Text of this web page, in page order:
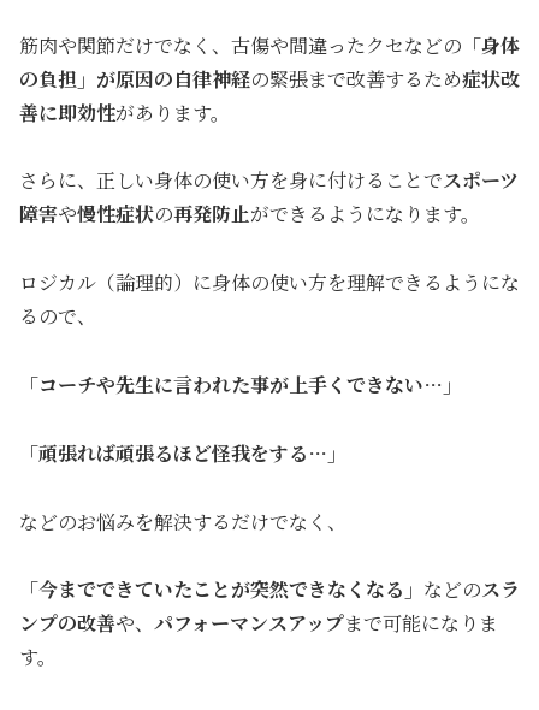
筋肉や関節だけでなく、古傷や間違ったクセなどの 「身体
の負担」が原因の自律神経の緊張まで改善するため症状改
善に即効性があります。
さらに、正しい身体の使い方を身に付けることでスポーツ
障害や慢性症状の再発防止ができるようになります。
ロジカル（論理的）に身体の使い方を理解できるようにな
るので、
「コーチや先生に言われた事が上手くできない…」
「頑張れば頑張るほど怪我をする…」
などのお悩みを解決するだけでなく、
「今までできていたことが突然できなくなる」 などのスラ
ンプの改善や、 パフォーマンスアップまで可能になりま
す。